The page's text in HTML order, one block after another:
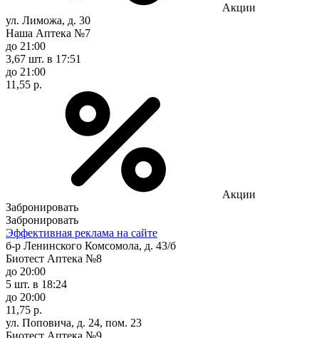
Акции
ул. Лиможа, д. 30
Наша Аптека №7
до 21:00
3,67 шт. в 17:51
до 21:00
11,55 р.
Акции
Забронировать
Забронировать
Эффективная реклама на сайте
б-р Ленинского Комсомола, д. 43/б
Биотест Аптека №8
до 20:00
5 шт. в 18:24
до 20:00
11,75 р.
ул. Поповича, д. 24, пом. 23
Биотест Аптека №9